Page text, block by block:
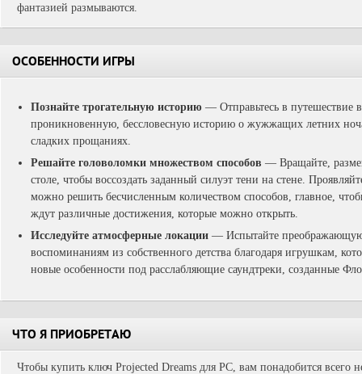
фантазией размываются.
ОСОБЕННОСТИ ИГРЫ
Познайте трогательную историю — Отправьтесь в путешествие
проникновенную, бессловесную историю о жужжащих летних
сладких прощаниях.
Решайте головоломки множеством способов — Вращайте,
столе, чтобы воссоздать заданный силуэт тени на стене.
можно решить бесчисленным количеством способов, главное,
ждут различные достижения, которые можно открыть.
Исследуйте атмосферные локации — Испытайте
воспоминаниям из собственного детства благодаря игрушкам,
новые особенности под расслабляющие саундтреки, созданные
ЧТО Я ПРИОБРЕТАЮ
Чтобы купить ключ Projected Dreams для PC, вам понадобится всего